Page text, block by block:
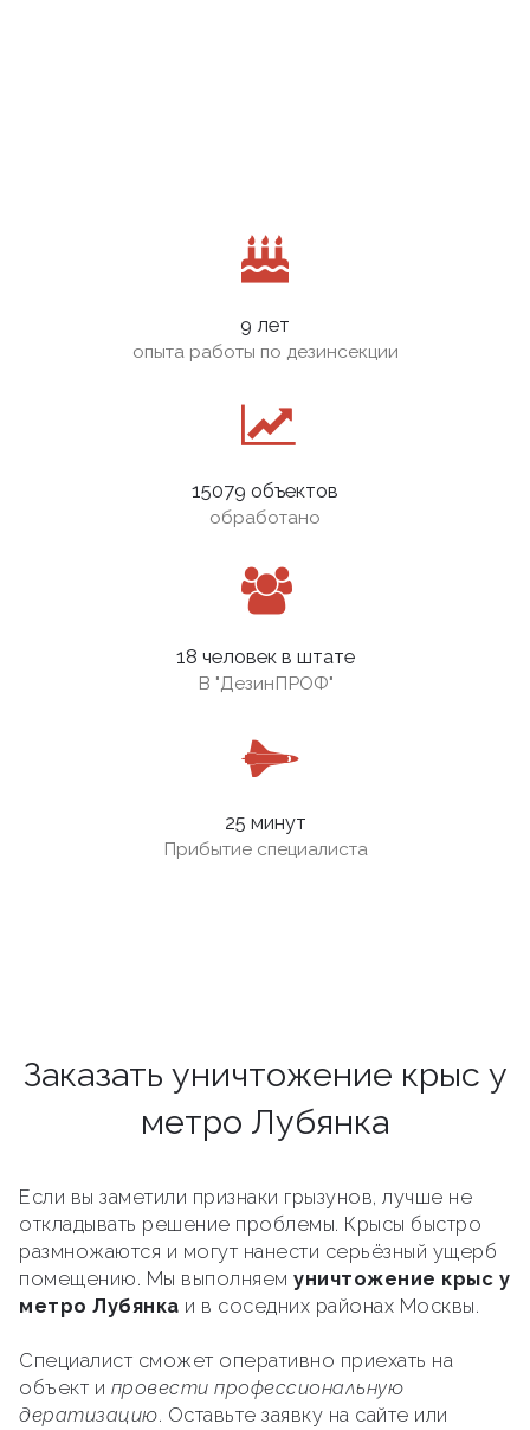
9 лет
опыта работы по дезинсекции
15079 объектов
обработано
18 человек в штате
В "ДезинПРОФ"
25 минут
Прибытие специалиста
Заказать уничтожение крыс у
метро Лубянка
Если вы заметили признаки грызунов, лучше не
откладывать решение проблемы. Крысы быстро
размножаются и могут нанести серьёзный ущерб
помещению. Мы выполняем уничтожение крыс у
метро Лубянка и в соседних районах Москвы.
Специалист сможет оперативно приехать на
объект и провести профессиональную
дератизацию. Оставьте заявку на сайте или